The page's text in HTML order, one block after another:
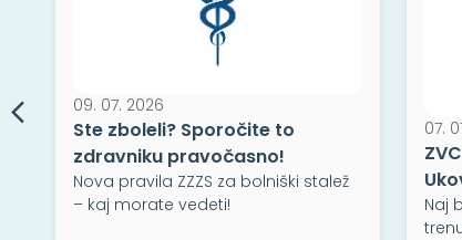
09. 07. 2026
Ste zboleli? Sporočite to
zdravniku pravočasno!
Nova pravila ZZZS za bolniški stalež
– kaj morate vedeti!
07.
Naj